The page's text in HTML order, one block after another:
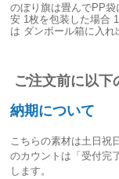
のぼり旗は畳んでPP袋
安 1枚を包装した場合
は ダンボール箱に入れ
ご注文前に以下
納期について
こちらの素材は土日祝
のカウントは「受付完
します。